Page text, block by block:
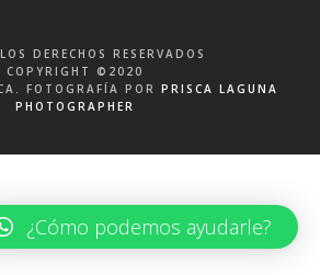
DERECHOS RESERVADOS
COPYRIGHT ©2020
FOTOGRAFÍA POR PRISCA LAGUNA
PHOTOGRAPHER
¿Cómo podemos ayudarle?